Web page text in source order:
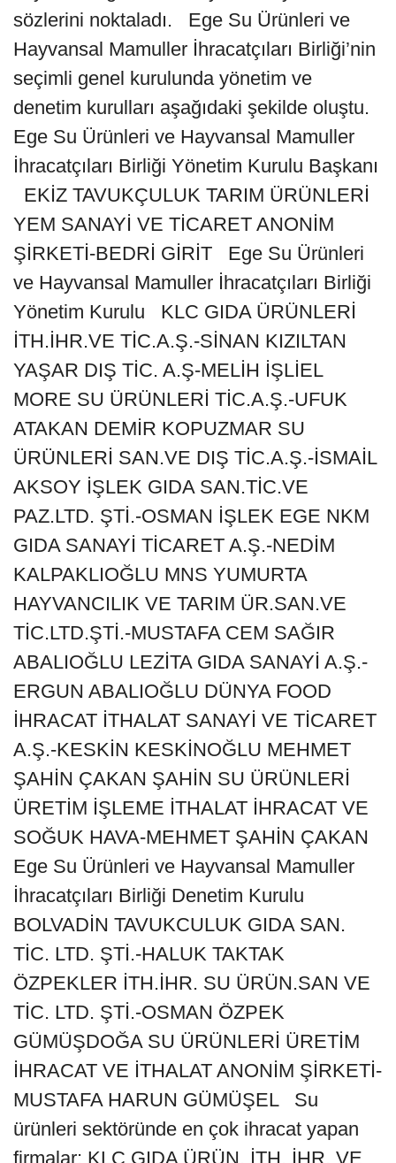
sözlerini noktaladı. Ege Su Ürünleri ve
Hayvansal Mamuller İhracatçıları Birliği’nin
seçimli genel kurulunda yönetim ve
denetim kurulları aşağıdaki şekilde oluştu.
Ege Su Ürünleri ve Hayvansal Mamuller
İhracatçıları Birliği Yönetim Kurulu Başkanı
EKİZ TAVUKÇULUK TARIM ÜRÜNLERİ
YEM SANAYİ VE TİCARET ANONİM
ŞİRKETİ-BEDRİ GİRİT Ege Su Ürünleri
ve Hayvansal Mamuller İhracatçıları Birliği
Yönetim Kurulu KLC GIDA ÜRÜNLERİ
İTH.İHR.VE TİC.A.Ş.-SİNAN KIZILTAN
YAŞAR DIŞ TİC. A.Ş-MELİH İŞLİEL
MORE SU ÜRÜNLERİ TİC.A.Ş.-UFUK
ATAKAN DEMİR KOPUZMAR SU
ÜRÜNLERİ SAN.VE DIŞ TİC.A.Ş.-İSMAİL
AKSOY İŞLEK GIDA SAN.TİC.VE
PAZ.LTD. ŞTİ.-OSMAN İŞLEK EGE NKM
GIDA SANAYİ TİCARET A.Ş.-NEDİM
KALPAKLIOĞLU MNS YUMURTA
HAYVANCILIK VE TARIM ÜR.SAN.VE
TİC.LTD.ŞTİ.-MUSTAFA CEM SAĞIR
ABALIOĞLU LEZİTA GIDA SANAYİ A.Ş.-
ERGUN ABALIOĞLU DÜNYA FOOD
İHRACAT İTHALAT SANAYİ VE TİCARET
A.Ş.-KESKİN KESKİNOĞLU MEHMET
ŞAHİN ÇAKAN ŞAHİN SU ÜRÜNLERİ
ÜRETİM İŞLEME İTHALAT İHRACAT VE
SOĞUK HAVA-MEHMET ŞAHİN ÇAKAN
Ege Su Ürünleri ve Hayvansal Mamuller
İhracatçıları Birliği Denetim Kurulu
BOLVADİN TAVUKCULUK GIDA SAN.
TİC. LTD. ŞTİ.-HALUK TAKTAK
ÖZPEKLER İTH.İHR. SU ÜRÜN.SAN VE
TİC. LTD. ŞTİ.-OSMAN ÖZPEK
GÜMÜŞDOĞA SU ÜRÜNLERİ ÜRETİM
İHRACAT VE İTHALAT ANONİM ŞİRKETİ-
MUSTAFA HARUN GÜMÜŞEL Su
ürünleri sektöründe en çok ihracat yapan
firmalar; KLC GIDA ÜRÜN. İTH. İHR. VE